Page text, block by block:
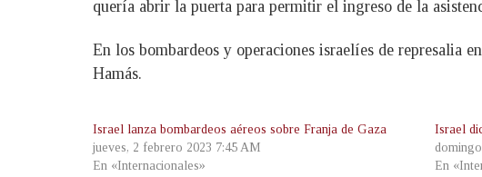
quería abrir la puerta para permitir el ingreso de la
En los bombardeos y operaciones israelíes de represalia
Hamás.
Israel lanza bombardeos aéreos sobre Franja de Gaza
jueves, 2 febrero 2023 7:45 AM
En «Internacionales»
Israel
En